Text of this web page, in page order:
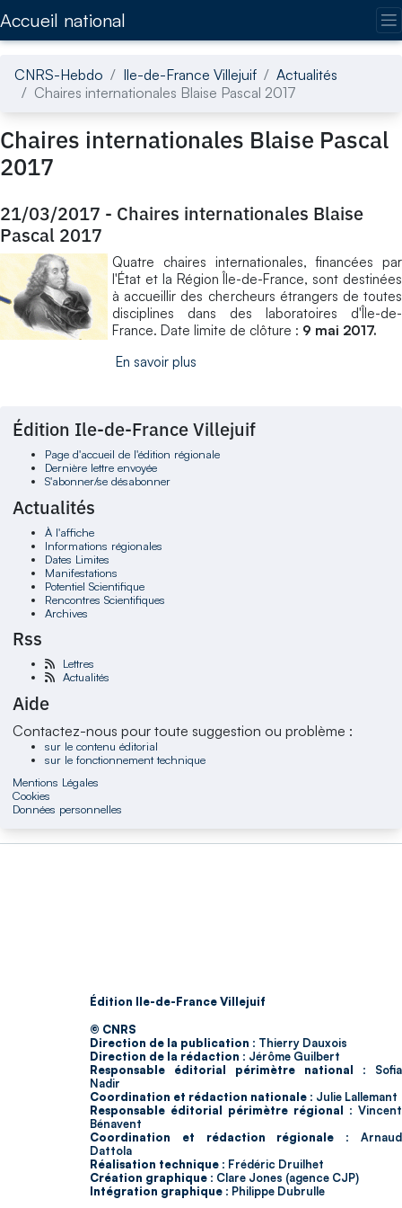
Accueil national
CNRS-Hebdo Ile-de-France Villejuif
Actualités
Chaires internationales Blaise Pascal 2017
Chaires internationales Blaise Pascal
2017
21/03/2017 - Chaires internationales Blaise
Pascal 2017
Quatre chaires internationales, financées par
l'État et la Région Île-de-France, sont destinées
à accueillir des chercheurs étrangers de toutes
disciplines dans des laboratoires d'Île-de-
France. Date limite de clôture : 9 mai 2017.
En savoir plus
Édition Ile-de-France Villejuif
Page d'accueil de l'édition régionale
Dernière lettre envoyée
S'abonner/se désabonner
Actualités
À l'affiche
Informations régionales
Dates Limites
Manifestations
Potentiel Scientifique
Rencontres Scientifiques
Archives
Rss
Lettres
Actualités
Aide
Contactez-nous pour toute suggestion ou problème :
sur le contenu éditorial
sur le fonctionnement technique
Mentions Légales
Cookies
Données personnelles
Édition Ile-de-France Villejuif
© CNRS
Direction de la publication : Thierry Dauxois
Direction de la rédaction : Jérôme Guilbert
Responsable éditorial périmètre national : Sofia
Nadir
Coordination et rédaction nationale : Julie Lallemant
Responsable éditorial périmètre régional : Vincent
Bénavent
Coordination et rédaction régionale : Arnaud
Dattola
Réalisation technique : Frédéric Druilhet
Création graphique : Clare Jones (agence CJP)
Intégration graphique : Philippe Dubrulle